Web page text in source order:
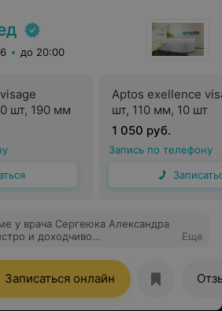
до 20:00
шт, 190 мм
Aptos exellence
шт, 110 мм, 10 шт
1 050 руб.
Запись по телефону
у врача Сергеюка Александра
и доходчиво
рекомендую
Еще
Записаться онлайн